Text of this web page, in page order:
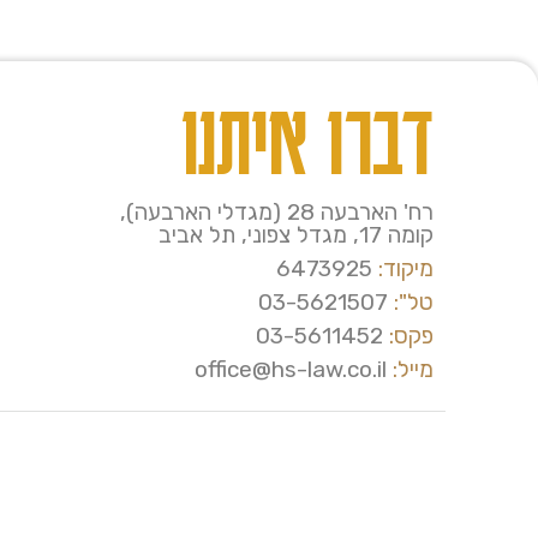
דברו איתנו
רח' הארבעה 28 (מגדלי הארבעה),
קומה 17, מגדל צפוני, תל אביב
מיקוד: 6473925
טל": 03-5621507
פקס: 03-5611452
מייל: office@hs-law.co.il